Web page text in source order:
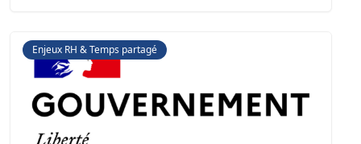
Enjeux RH & Temps partagé